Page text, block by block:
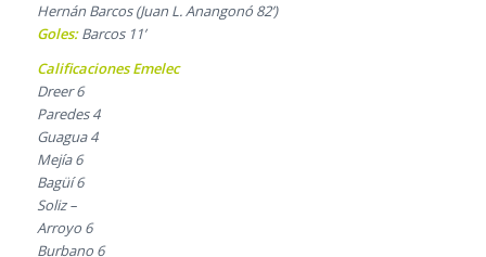
Hernán Barcos (Juan L. Anangonó 82’)
Goles:Barcos 11’
Calificaciones Emelec
Dreer 6
Paredes 4
Guagua 4
Mejía 6
Bagüí 6
Soliz –
Arroyo 6
Burbano 6